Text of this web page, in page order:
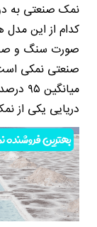
نمک صنعتی به
کدام از این مدل
صورت سنگ و
دریایی یکی